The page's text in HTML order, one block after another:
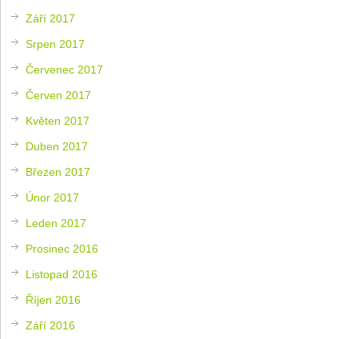
Září 2017
Srpen 2017
Červenec 2017
Červen 2017
Květen 2017
Duben 2017
Březen 2017
Únor 2017
Leden 2017
Prosinec 2016
Listopad 2016
Říjen 2016
Září 2016